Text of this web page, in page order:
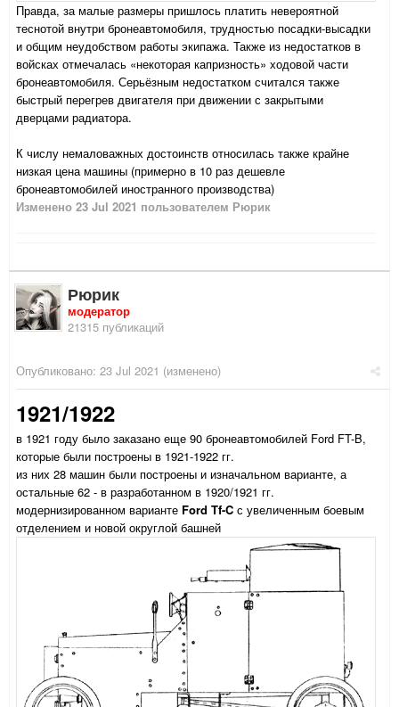
Правда, за малые размеры пришлось платить невероятной
теснотой внутри бронеавтомобиля, трудностью посадки-высадки
и общим неудобством работы экипажа. Также из недостатков в
войсках отмечалась «некоторая капризность» ходовой части
бронеавтомобиля. Серьёзным недостатком считался также
быстрый перегрев двигателя при движении с закрытыми
дверцами радиатора.
К числу немаловажных достоинств относилась также крайне
низкая цена машины (примерно в 10 раз дешевле
бронеавтомобилей иностранного производства)
Изменено 23 Jul 2021 пользователем Рюрик
Рюрик
модератор
21315 публикаций
Опубликовано: 23 Jul 2021 (изменено)
1921/1922
в 1921 году было заказано еще 90 бронеавтомобилей Ford FT-B,
которые были построены в 1921-1922 гг.
из них 28 машин были построены и изначальном варианте, а
остальные 62 - в разработанном в 1920/1921 гг.
модернизированном варианте Ford Tf-C с увеличенным боевым
отделением и новой округлой башней